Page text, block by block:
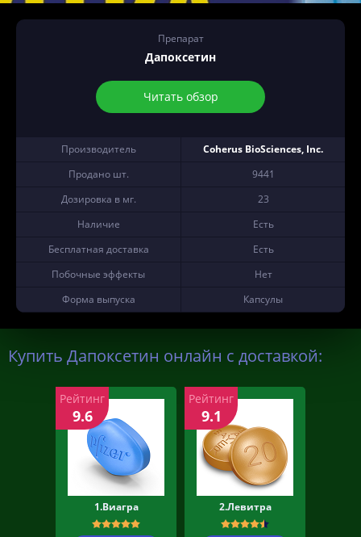
Препарат
Дапоксетин
Читать обзор
Производитель
Coherus BioSciences, Inc.
Продано шт.
9441
Дозировка в мг.
23
Наличие
Есть
Бесплатная доставка
Есть
Побочные эффекты
Нет
Форма выпуска
Капсулы
Купить Дапоксетин онлайн с доставкой:
1.Виагра
Рейтинг
9.6
2.Левитра
Рейтинг
9.1